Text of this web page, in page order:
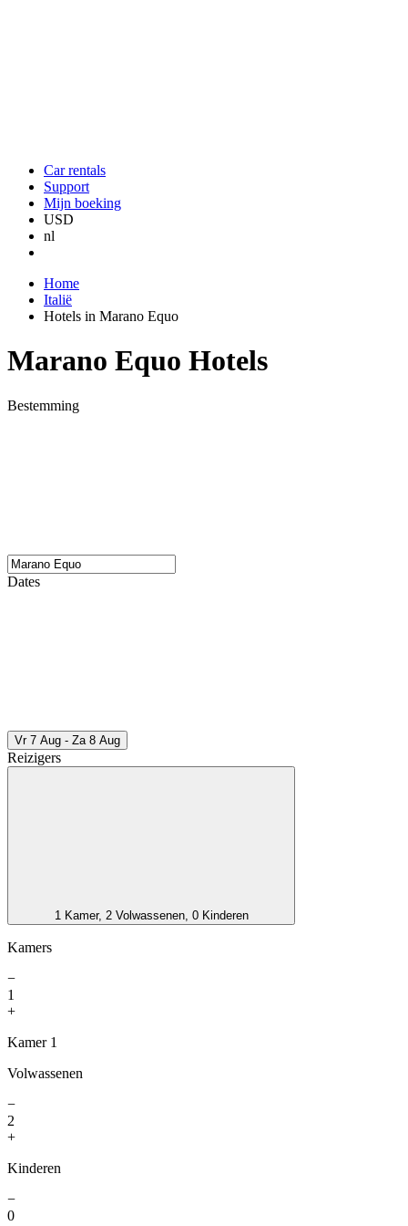
Car rentals
Support
Mijn boeking
USD
nl
Home
Italië
Hotels in Marano Equo
Marano Equo Hotels
Bestemming
Dates
Vr 7 Aug - Za 8 Aug
Reizigers
1 Kamer, 2 Volwassenen, 0 Kinderen
Kamers
−
1
+
Kamer 1
Volwassenen
−
2
+
Kinderen
−
0